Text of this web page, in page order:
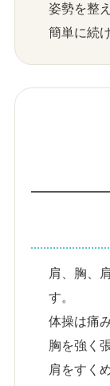
姿勢を整
簡単に続
肩、胸、
す。
体操は痛
胸を強く
肩をすく